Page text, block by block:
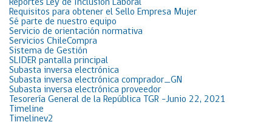
Reportes Ley de Inclusión Laboral
Requisitos para obtener el Sello Empresa Mujer
Sé parte de nuestro equipo
Servicio de orientación normativa
Servicios ChileCompra
Sistema de Gestión
SLIDER pantalla principal
Subasta inversa electrónica
Subasta inversa electrónica comprador_GN
Subasta inversa electrónica proveedor
Tesorería General de la República TGR -Junio 22, 2021
Timeline
Timelinev2